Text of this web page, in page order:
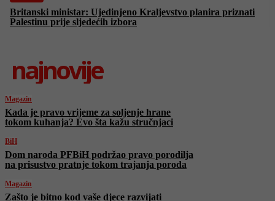
Britanski ministar: Ujedinjeno Kraljevstvo planira priznati
Palestinu prije sljedećih izbora
najnovije
Magazin
Kada je pravo vrijeme za soljenje hrane
tokom kuhanja? Evo šta kažu stručnjaci
BiH
Dom naroda PFBiH podržao pravo porodilja
na prisustvo pratnje tokom trajanja poroda
Magazin
Zašto je bitno kod vaše djece razvijati